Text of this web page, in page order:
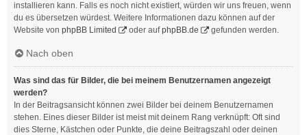
installieren kann. Falls es noch nicht existiert, würden wir uns freuen, wenn
du es übersetzen würdest. Weitere Informationen dazu können auf der
Website von phpBB Limited oder aufphpBB.de gefunden werden.
Nach oben
Was sind das für Bilder, die bei meinem Benutzernamen angezeigt
werden?
In der Beitragsansicht können zwei Bilder bei deinem Benutzernamen
stehen. Eines dieser Bilder ist meist mit deinem Rang verknüpft: Oft sind
dies Sterne, Kästchen oder Punkte, die deine Beitragszahl oder deinen